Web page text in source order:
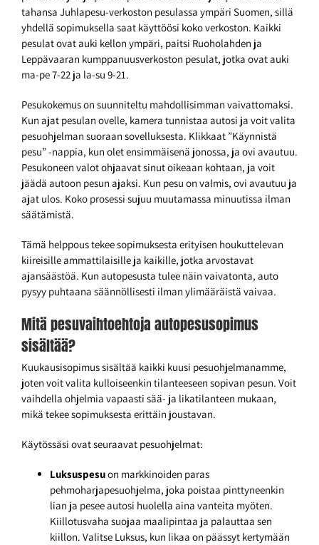
tahansa Juhlapesu-verkoston pesulassa ympäri Suomen, sillä
yhdellä sopimuksella saat käyttöösi koko verkoston. Kaikki
pesulat ovat auki kellon ympäri, paitsi Ruoholahden ja
Leppävaaran kumppanuusverkoston pesulat, jotka ovat auki
ma-pe 7-22 ja la-su 9-21.
Pesukokemus on suunniteltu mahdollisimman vaivattomaksi.
Kun ajat pesulan ovelle, kamera tunnistaa autosi ja voit valita
pesuohjelman suoraan sovelluksesta. Klikkaat ”Käynnistä
pesu” -nappia, kun olet ensimmäisenä jonossa, ja ovi avautuu.
Pesukoneen valot ohjaavat sinut oikeaan kohtaan, ja voit
jäädä autoon pesun ajaksi. Kun pesu on valmis, ovi avautuu ja
ajat ulos. Koko prosessi sujuu muutamassa minuutissa ilman
säätämistä.
Tämä helppous tekee sopimuksesta erityisen houkuttelevan
kiireisille ammattilaisille ja kaikille, jotka arvostavat
ajansäästöä. Kun autopesusta tulee näin vaivatonta, auto
pysyy puhtaana säännöllisesti ilman ylimääräistä vaivaa.
Mitä pesuvaihtoehtoja autopesusopimus
sisältää?
Kuukausisopimus sisältää kaikki kuusi pesuohjelmanamme,
joten voit valita kulloiseenkin tilanteeseen sopivan pesun. Voit
vaihdella ohjelmia vapaasti sää- ja likatilanteen mukaan,
mikä tekee sopimuksesta erittäin joustavan.
Käytössäsi ovat seuraavat pesuohjelmat:
Luksuspesuon markkinoiden paras
pehmoharjapesuohjelma, joka poistaa pinttyneenkin
lian ja pesee autosi huolella aina vanteita myöten.
Kiillotusvaha suojaa maalipintaa ja palauttaa sen
kiillon. Valitse Luksus, kun likaa on päässyt kertymään